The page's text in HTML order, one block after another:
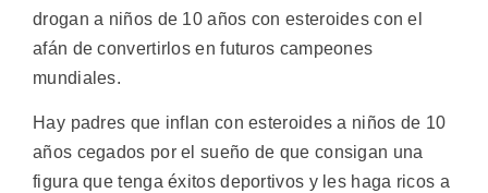
drogan a niños de 10 años con esteroides con el
afán de convertirlos en futuros campeones
mundiales.
Hay padres que inflan con esteroides a niños de 10
años cegados por el sueño de que consigan una
figura que tenga éxitos deportivos y les haga ricos a